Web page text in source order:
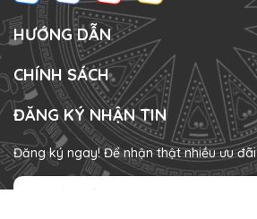
HƯỚNG DẪN
CHÍNH SÁCH
ĐĂNG KÝ NHẬN TIN
Đăng ký ngay! Để nhận thật nhiều ưu đãi